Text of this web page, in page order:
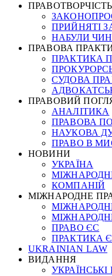
ПРАВОТВОРЧІСТЬ
ПРИЙНЯТІ
НАБУЛИ
ПРАВОВА
ПРАКТИКА
СУДОВА
ПРАВОВИЙ
АНАЛІТИКА
ПРАВОВА
НАУКОВА
ПРАВО В
НОВИНИ
УКРАЇНА
КОМПАНІЙ
МІЖНАРОДНЕ
ПРАВО ЄС
ПРАКТИКА
UKRAINIAN LAW
ВИДАННЯ